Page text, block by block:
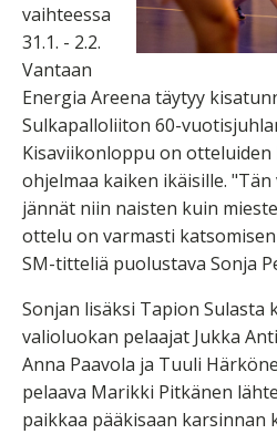
vaihteessa
31.1. - 2.2.
Vantaan
Energia Areena täytyy
Sulkapalloliiton 60-
Kisaviikonloppu on otteluiden
ohjelmaa kaiken ikäisille. "Tän
jännät niin naisten kuin
ottelu on varmasti
SM-titteliä puolustava Sonja
Sonjan lisäksi Tapion Sulasta
valioluokan pelaajat Jukka
Anna Paavola ja Tuuli
pelaava Marikki Pitkänen
paikkaa pääkisaan karsinnan